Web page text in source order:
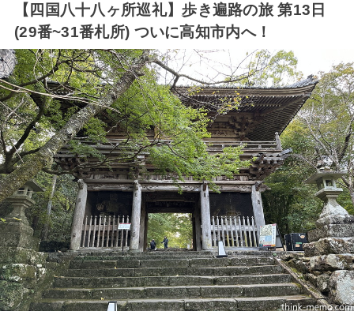
【四国八十八ヶ所巡礼】歩き遍路の旅 第13日
(29番~31番札所) ついに高知市内へ！